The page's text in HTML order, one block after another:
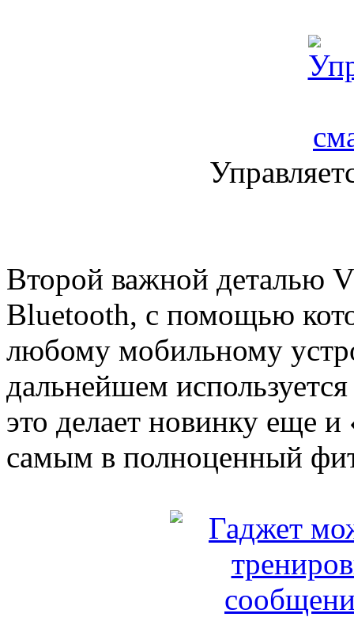
Второй важной деталью
Bluetooth, с помощью
любому мобильному
дальнейшем
это делает новинку еще
самым в полноценный